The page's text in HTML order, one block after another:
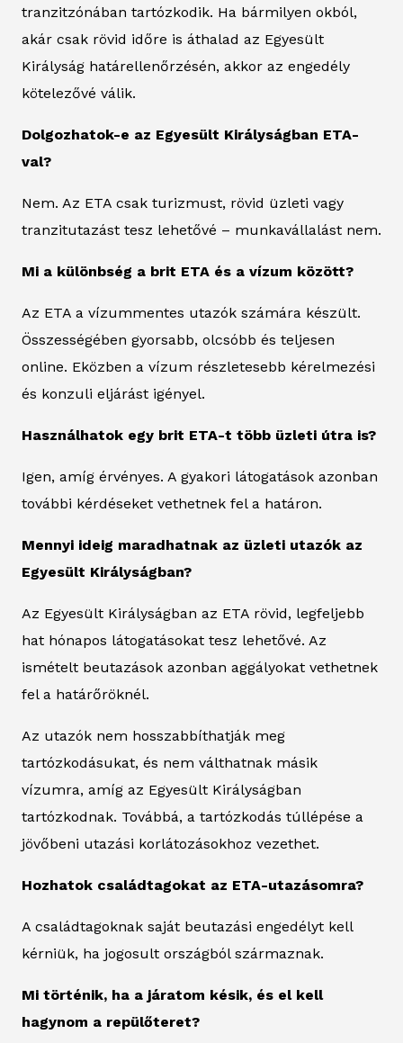
tranzitzónában tartózkodik. Ha bármilyen okból,
akár csak rövid időre is áthalad az Egyesült
Királyság határellenőrzésén, akkor az engedély
kötelezővé válik.
Dolgozhatok-e az Egyesült Királyságban ETA-
val?
Nem. Az ETA csak turizmust, rövid üzleti vagy
tranzitutazást tesz lehetővé – munkavállalást nem.
Mi a különbség a brit ETA és a vízum között?
Az ETA a vízummentes utazók számára készült.
Összességében gyorsabb, olcsóbb és teljesen
online. Eközben a vízum részletesebb kérelmezési
és konzuli eljárást igényel.
Használhatok egy brit ETA-t több üzleti útra is?
Igen, amíg érvényes. A gyakori látogatások azonban
további kérdéseket vethetnek fel a határon.
Mennyi ideig maradhatnak az üzleti utazók az
Egyesült Királyságban?
Az Egyesült Királyságban az ETA rövid, legfeljebb
hat hónapos látogatásokat tesz lehetővé. Az
ismételt beutazások azonban aggályokat vethetnek
fel a határőröknél.
Az utazók nem hosszabbíthatják meg
tartózkodásukat, és nem válthatnak másik
vízumra, amíg az Egyesült Királyságban
tartózkodnak. Továbbá, a tartózkodás túllépése a
jövőbeni utazási korlátozásokhoz vezethet.
Hozhatok családtagokat az ETA-utazásomra?
A családtagoknak saját beutazási engedélyt kell
kérniük, ha jogosult országból származnak.
Mi történik, ha a járatom késik, és el kell
hagynom a repülőteret?